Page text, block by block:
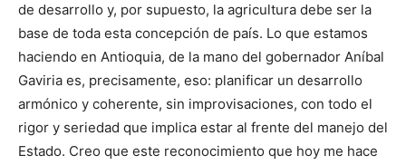
de desarrollo y, por supuesto, la agricultura debe ser la
base de toda esta concepción de país. Lo que estamos
haciendo en Antioquia, de la mano del gobernador Aníbal
Gaviria es, precisamente, eso: planificar un desarrollo
armónico y coherente, sin improvisaciones, con todo el
rigor y seriedad que implica estar al frente del manejo del
Estado. Creo que este reconocimiento que hoy me hace